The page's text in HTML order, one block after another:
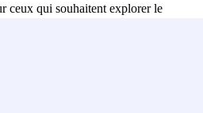
ceux qui souhaitent explorer le